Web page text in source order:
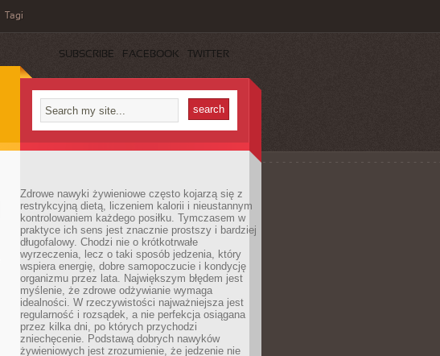
Tagi
SUBSCRIBE FACEBOOK TWITTER
Zdrowe nawyki żywieniowe często kojarzą się z
restrykcyjną dietą, liczeniem kalorii i nieustannym
kontrolowaniem każdego posiłku. Tymczasem w
praktyce ich sens jest znacznie prostszy i bardziej
długofalowy. Chodzi nie o krótkotrwałe
wyrzeczenia, lecz o taki sposób jedzenia, który
wspiera energię, dobre samopoczucie i kondycję
organizmu przez lata. Największym błędem jest
myślenie, że zdrowe odżywianie wymaga
idealności. W rzeczywistości najważniejsza jest
regularność i rozsądek, a nie perfekcja osiągana
przez kilka dni, po których przychodzi
zniechęcenie. Podstawą dobrych nawyków
żywieniowych jest zrozumienie, że jedzenie nie